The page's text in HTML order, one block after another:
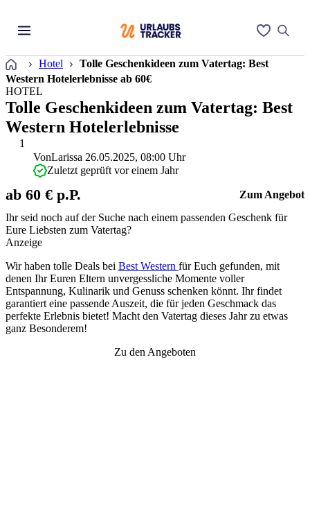
Startseite
Hotel
Tolle Geschenkideen zum Vatertag: Best
Western Hotelerlebnisse ab 60€
1
HOTEL
Tolle Geschenkideen zum Vatertag: Best
Western Hotelerlebnisse
Ihr seid noch auf der Suche nach einem passenden Geschenk für
Eure Liebsten zum Vatertag?
VonLarissa 26.05.2025, 08:00 Uhr
Zuletzt geprüft vor einem Jahr
ab 60 € p.P. Zum Angebot
Anzeige
Wir haben tolle Deals bei Best Western für Euch gefunden, mit
denen Ihr Euren Eltern unvergessliche Momente voller
Entspannung, Kulinarik und Genuss schenken könnt. Ihr findet
garantiert eine passende Auszeit, die für jeden Geschmack das
perfekte Erlebnis bietet! Macht den Vatertag dieses Jahr zu etwas
ganz Besonderem!
Zu den Angeboten